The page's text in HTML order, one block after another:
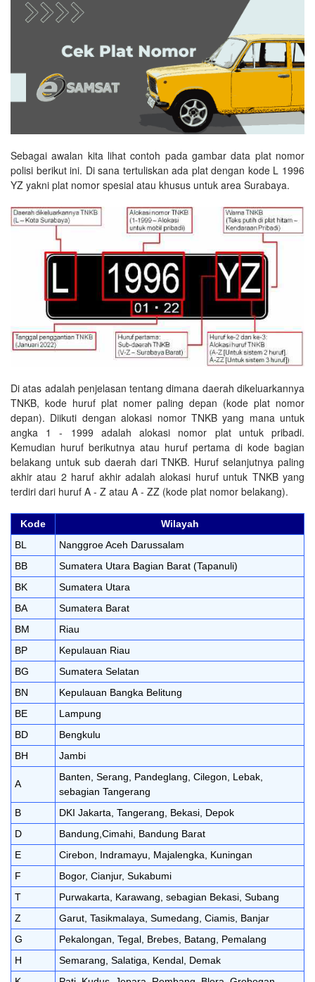
Sebagai awalan kita lihat contoh pada gambar data plat nomor
polisi berikut ini. Di sana tertuliskan ada plat dengan kode L 1996
YZ yakni plat nomor spesial atau khusus untuk area Surabaya.
Di atas adalah penjelasan tentang dimana daerah dikeluarkannya
TNKB, kode huruf plat nomer paling depan (kode plat nomor
depan). Diikuti dengan alokasi nomor TNKB yang mana untuk
angka 1 - 1999 adalah alokasi nomor plat untuk pribadi.
Kemudian huruf berikutnya atau huruf pertama di kode bagian
belakang untuk sub daerah dari TNKB. Huruf selanjutnya paling
akhir atau 2 haruf akhir adalah alokasi huruf untuk TNKB yang
terdiri dari huruf A - Z atau A - ZZ (kode plat nomor belakang).
Kode
Wilayah
BL
Nanggroe Aceh Darussalam
BB
Sumatera Utara Bagian Barat (Tapanuli)
BK
Sumatera Utara
BA
Sumatera Barat
BM
Riau
BP
Kepulauan Riau
BG
Sumatera Selatan
BN
Kepulauan Bangka Belitung
BE
Lampung
BD
Bengkulu
BH
Jambi
A
Banten, Serang, Pandeglang, Cilegon, Lebak,
sebagian Tangerang
B
DKI Jakarta, Tangerang, Bekasi, Depok
D
Bandung,Cimahi, Bandung Barat
E
Cirebon, Indramayu, Majalengka, Kuningan
F
Bogor, Cianjur, Sukabumi
T
Purwakarta, Karawang, sebagian Bekasi, Subang
Z
Garut, Tasikmalaya, Sumedang, Ciamis, Banjar
G
Pekalongan, Tegal, Brebes, Batang, Pemalang
H
Semarang, Salatiga, Kendal, Demak